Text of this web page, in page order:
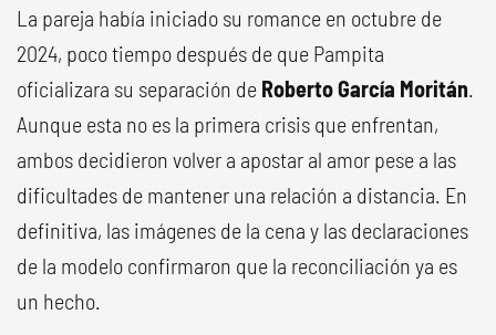
La pareja había iniciado su romance en octubre de
2024, poco tiempo después de que Pampita
oficializara su separación de Roberto García Moritán.
Aunque esta no es la primera crisis que enfrentan,
ambos decidieron volver a apostar al amor pese a las
dificultades de mantener una relación a distancia. En
definitiva, las imágenes de la cena y las declaraciones
de la modelo confirmaron que la reconciliación ya es
un hecho.